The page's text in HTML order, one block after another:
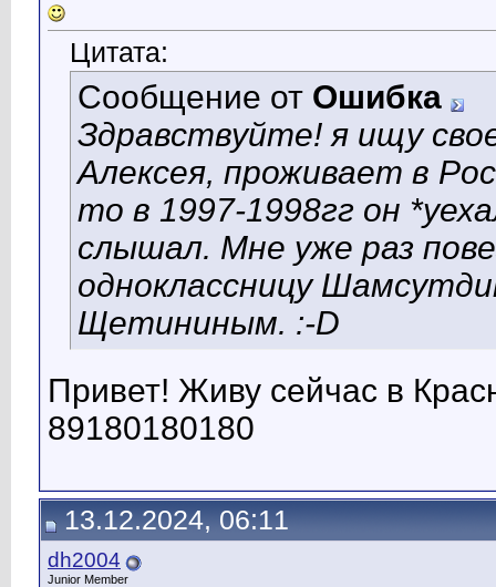
Цитата:
Сообщение от Ошибка
Здравствуйте! я ищу
Алексея, проживает в
то в 1997-1998гг он
слышал. Мне уже раз
одноклассницу
Щетининым. :-D
Привет! Живу сейчас в
89180180180
13.12.2024, 06:11
dh2004
Junior Member